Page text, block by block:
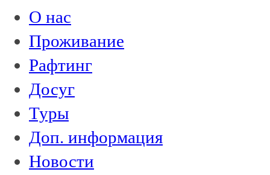
О нас
Проживание
Рафтинг
Досуг
Туры
Доп. информация
Новости